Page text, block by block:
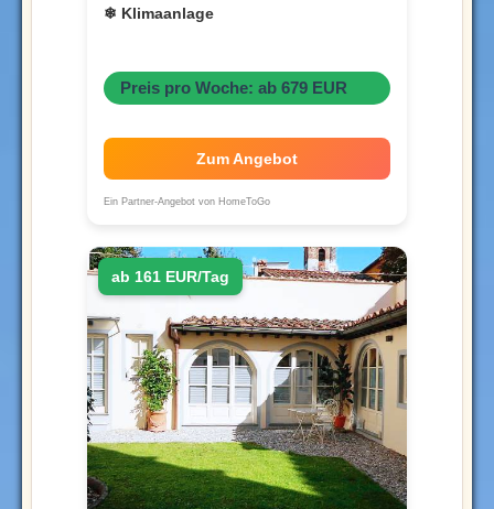
❄ Klimaanlage
Preis pro Woche: ab 679 EUR
Zum Angebot
Ein Partner-Angebot von HomeToGo
ab 161 EUR/Tag